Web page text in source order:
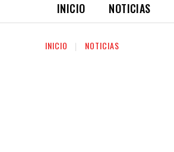
INICIO NOTICIAS
INICIO NOTICIAS